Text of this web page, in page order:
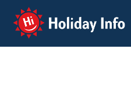
Holiday Info